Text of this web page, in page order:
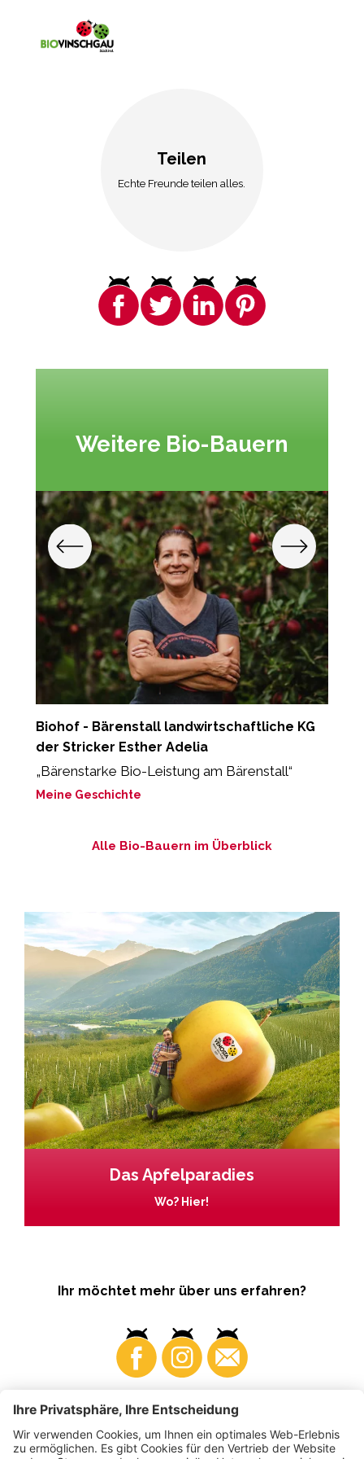
Teilen
Echte Freunde teilen alles.
Weitere Bio-Bauern
Biohof - Bärenstall landwirtschaftliche KG
der Stricker Esther Adelia
„Bärenstarke Bio-Leistung am Bärenstall“
Meine Geschichte
Alle Bio-Bauern im Überblick
Das Apfelparadies
Wo? Hier!
Ihr möchtet mehr über uns erfahren?
Business Produzenten